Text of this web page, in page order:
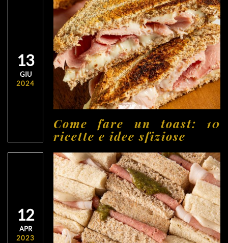
13
GIU
2024
Come fare un toast: 10
ricette e idee sfiziose
12
APR
2023